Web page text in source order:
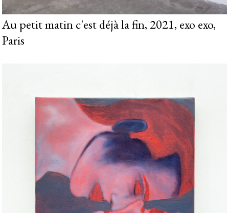
Au petit matin c'est déjà la fin, 2021, exo exo,
Paris